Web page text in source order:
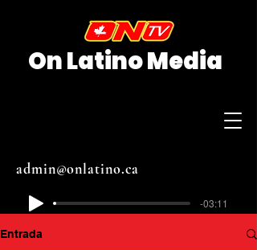
On Latino Media
admin@onlatino.ca
-03:11
Entrada